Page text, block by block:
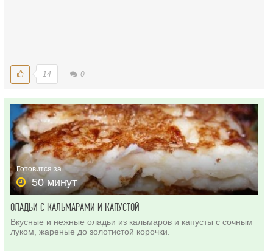
14 0
Готовится за
50 минут
ОЛАДЬИ С КАЛЬМАРАМИ И КАПУСТОЙ
Вкусные и нежные оладьи из кальмаров и капусты с сочным
луком, жареные до золотистой корочки.